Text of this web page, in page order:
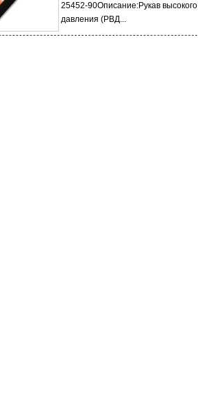
25452-90Описание:Рукав высокого
давления (РВД...